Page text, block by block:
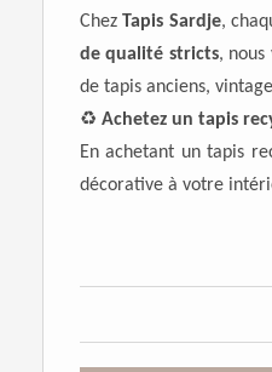
ChezTapis Sardje,
de qualité stricts, nous
de tapis anciens,
♻️ Achetez un tapis
En achetant un tapis
décorative à votre